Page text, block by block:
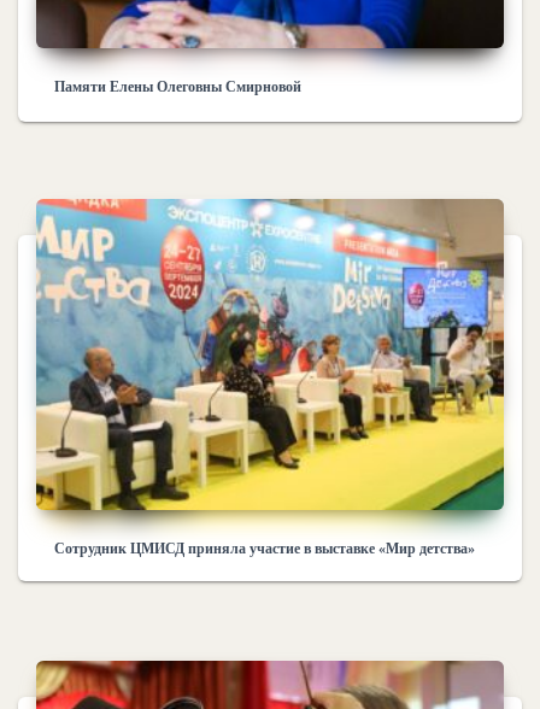
Памяти Елены Олеговны Смирновой
Сотрудник ЦМИСД приняла участие в выставке «Мир детства»